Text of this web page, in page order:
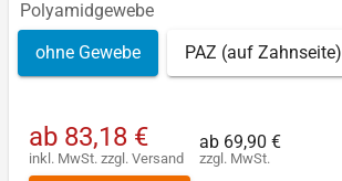
Polyamidgewebe
ohne Gewebe PAZ (auf Zahnseite)
ab 83,18 €
inkl. MwSt. zzgl. Versand
ab 69,90 €
zzgl. MwSt.